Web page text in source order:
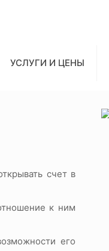
УСЛУГИ И ЦЕНЫ
счет в
к ним
его